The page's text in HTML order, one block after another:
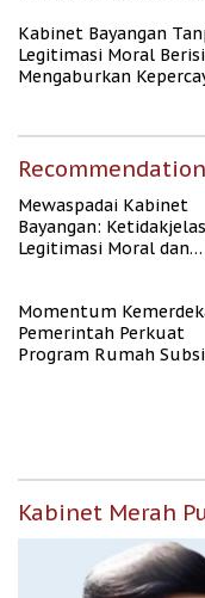
Kabinet Bayangan
Legitimasi Moral
Mengaburkan
Mewaspadai Kabinet
Bayangan:
Legitimasi Moral dan
Momentum
Pemerintah Perkuat
Program Rumah
Kabinet Merah